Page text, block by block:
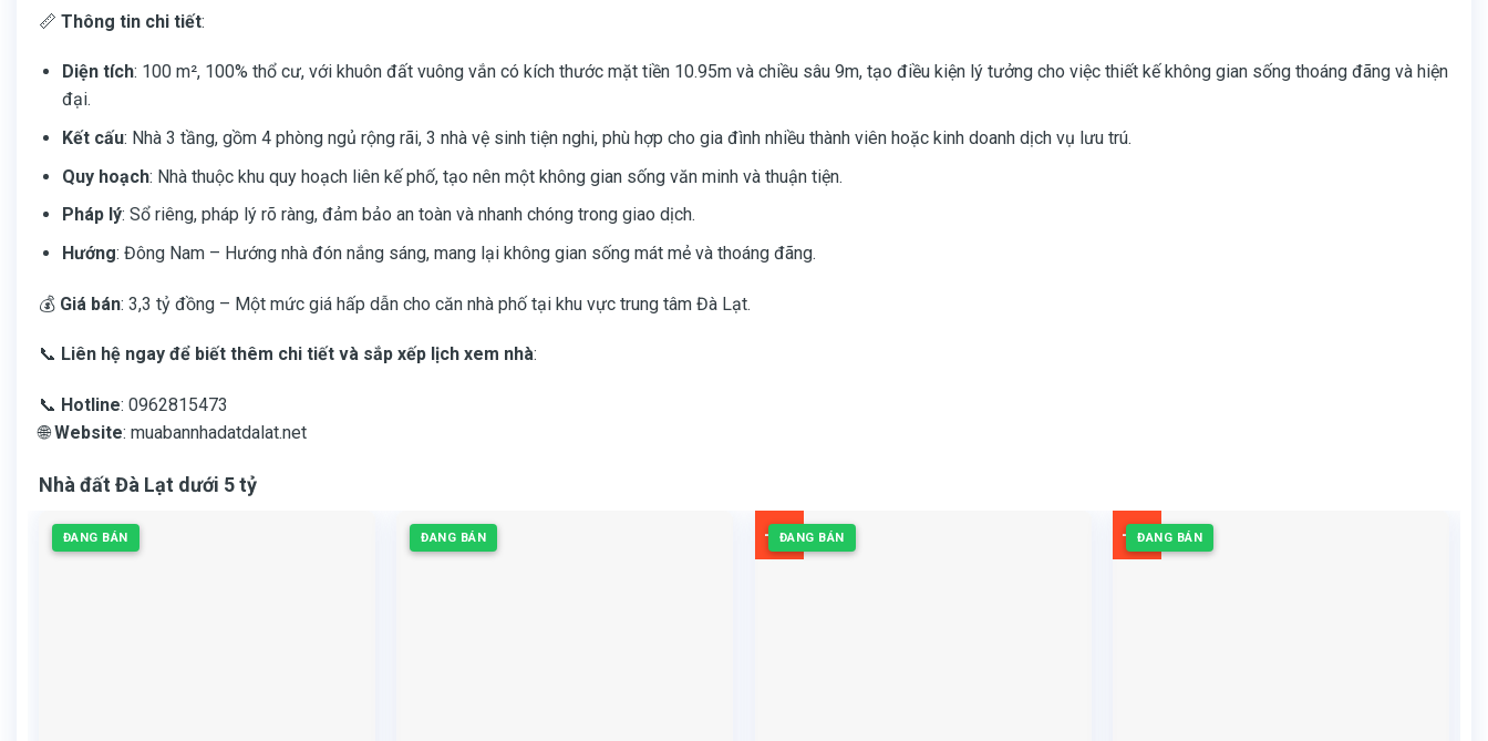
📏 Thông tin chi tiết:
Diện tích: 100 m², 100% thổ cư, với khuôn đất vuông vắn có kích thước mặt tiền 10.95m và chiều sâu 9m, tạo điều kiện lý tưởng cho việc thiết kế không gian sống thoáng đãng và hiện
đại.
Kết cấu: Nhà 3 tầng, gồm 4 phòng ngủ rộng rãi, 3 nhà vệ sinh tiện nghi, phù hợp cho gia đình nhiều thành viên hoặc kinh doanh dịch vụ lưu trú.
Quy hoạch: Nhà thuộc khu quy hoạch liên kế phố, tạo nên một không gian sống văn minh và thuận tiện.
Pháp lý: Sổ riêng, pháp lý rõ ràng, đảm bảo an toàn và nhanh chóng trong giao dịch.
Hướng: Đông Nam – Hướng nhà đón nắng sáng, mang lại không gian sống mát mẻ và thoáng đãng.
💰 Giá bán: 3,3 tỷ đồng – Một mức giá hấp dẫn cho căn nhà phố tại khu vực trung tâm Đà Lạt.
📞 Liên hệ ngay để biết thêm chi tiết và sắp xếp lịch xem nhà:
📞 Hotline: 0962815473
🌐Website: muabannhadatdalat.net
Nhà đất Đà Lạt dưới 5 tỷ
ĐANG BÁN ĐANG BÁN ĐANG BÁN
-3% ĐANG BÁN
-7%